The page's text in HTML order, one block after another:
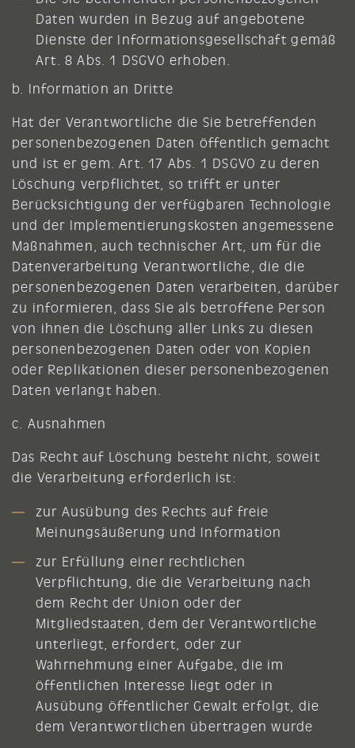
Daten wurden in Bezug auf angebotene
Dienste der Informationsgesellschaft gemäß
Art. 8 Abs. 1 DSGVO erhoben.
b. Information an Dritte
Hat der Verantwortliche die Sie betreffenden
personenbezogenen Daten öffentlich gemacht
und ist er gem. Art. 17 Abs. 1 DSGVO zu deren
Löschung verpflichtet, so trifft er unter
Berücksichtigung der verfügbaren Technologie
und der Implementierungskosten angemessene
Maßnahmen, auch technischer Art, um für die
Datenverarbeitung Verantwortliche, die die
personenbezogenen Daten verarbeiten, darüber
zu informieren, dass Sie als betroffene Person
von ihnen die Löschung aller Links zu diesen
personenbezogenen Daten oder von Kopien
oder Replikationen dieser personenbezogenen
Daten verlangt haben.
c. Ausnahmen
Das Recht auf Löschung besteht nicht, soweit
die Verarbeitung erforderlich ist:
zur Ausübung des Rechts auf freie
Meinungsäußerung und Information
zur Erfüllung einer rechtlichen
Verpflichtung, die die Verarbeitung nach
dem Recht der Union oder der
Mitgliedstaaten, dem der Verantwortliche
unterliegt, erfordert, oder zur
Wahrnehmung einer Aufgabe, die im
öffentlichen Interesse liegt oder in
Ausübung öffentlicher Gewalt erfolgt, die
dem Verantwortlichen übertragen wurde